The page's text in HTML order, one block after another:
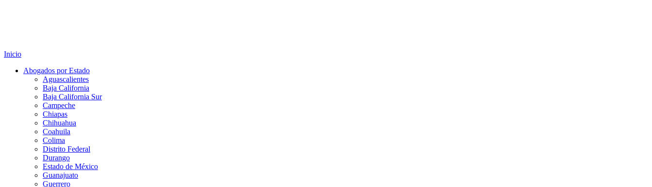
Inicio
Abogados por Estado
Aguascalientes
Baja California
Baja California Sur
Campeche
Chiapas
Chihuahua
Coahuila
Colima
Distrito Federal
Durango
Estado de México
Guanajuato
Guerrero